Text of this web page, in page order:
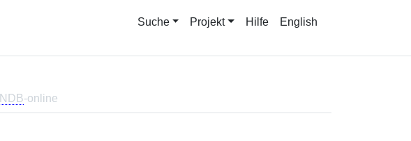
Suche Projekt Hilfe English
NDB-online